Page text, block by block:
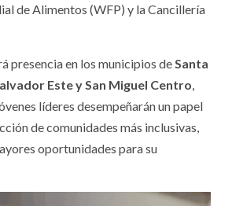
de Alimentos (WFP) y la Cancillería
presencia en los municipios de Santa
Este y San Miguel Centro
líderes desempeñarán un papel
de comunidades más inclusivas,
oportunidades para su